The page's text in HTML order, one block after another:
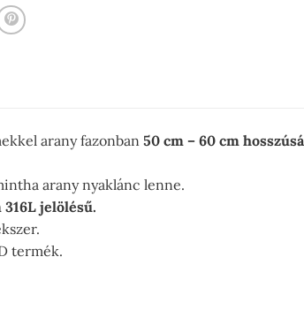
arany fazonban50 cm – 60 cm
arany nyaklánc lenne.
jelölésű.
termék.